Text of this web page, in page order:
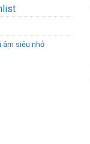
âm siêu nhỏ